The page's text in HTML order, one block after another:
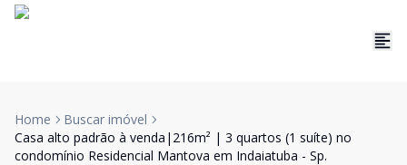
Home
Buscar imóvel
Casa alto padrão à venda|216m² | 3 quartos (1 suíte) no
condomínio Residencial Mantova em Indaiatuba - Sp.